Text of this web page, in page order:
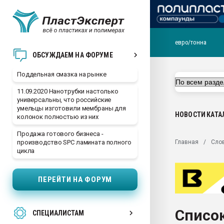
ОБСУЖДАЕМ НА ФОРУМЕ
Поддельная смазка на рынке
11.09.2020 Нанотрубки настолько
универсальны, что российские
умельцы изготовили мембраны для
колонок полностью из них
Продажа готового бизнеса -
производство SPC ламината полного
цикла
ПЕРЕЙТИ НА ФОРУМ
СПЕЦИАЛИСТАМ
ближайшее
Подмосковье, Москва
первый план в
28.07.2026
ситуацией на
Всё, что касается
Материал поверхности
Продам отходы
евро/тонна
НОВОСТИ
Главная